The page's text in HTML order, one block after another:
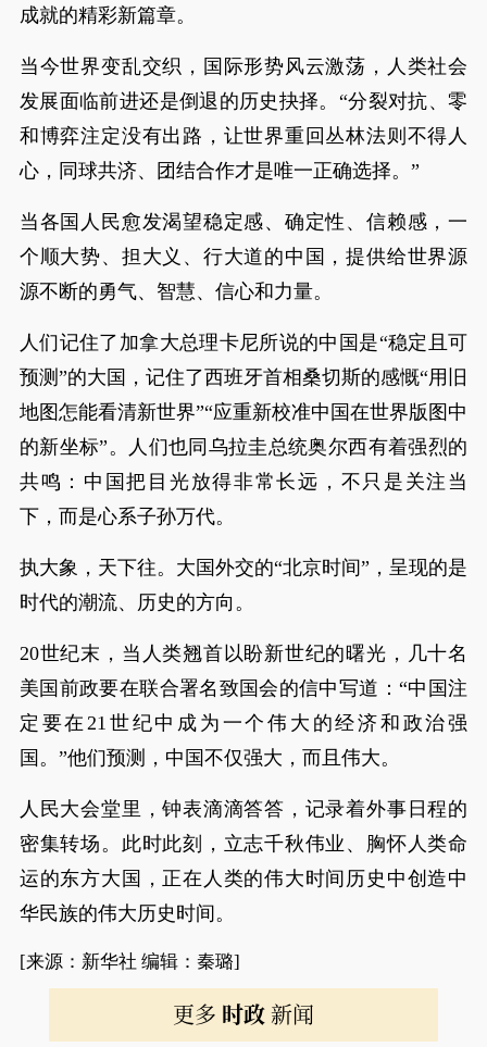
成就的精彩新篇章。
当今世界变乱交织，国际形势风云激荡，人类社会
发展面临前进还是倒退的历史抉择。“分裂对抗、零
和博弈注定没有出路，让世界重回丛林法则不得人
心，同球共济、团结合作才是唯一正确选择。”
当各国人民愈发渴望稳定感、确定性、信赖感，一
个顺大势、担大义、行大道的中国，提供给世界源
源不断的勇气、智慧、信心和力量。
人们记住了加拿大总理卡尼所说的中国是“稳定且可
预测”的大国，记住了西班牙首相桑切斯的感慨“用旧
地图怎能看清新世界”“应重新校准中国在世界版图中
的新坐标”。人们也同乌拉圭总统奥尔西有着强烈的
共鸣：中国把目光放得非常长远，不只是关注当
下，而是心系子孙万代。
执大象，天下往。大国外交的“北京时间”，呈现的是
时代的潮流、历史的方向。
20世纪末，当人类翘首以盼新世纪的曙光，几十名
美国前政要在联合署名致国会的信中写道：“中国注
定要在21世纪中成为一个伟大的经济和政治强
国。”他们预测，中国不仅强大，而且伟大。
人民大会堂里，钟表滴滴答答，记录着外事日程的
密集转场。此时此刻，立志千秋伟业、胸怀人类命
运的东方大国，正在人类的伟大时间历史中创造中
华民族的伟大历史时间。
[来源：新华社 编辑：秦璐]
更多 时政新闻